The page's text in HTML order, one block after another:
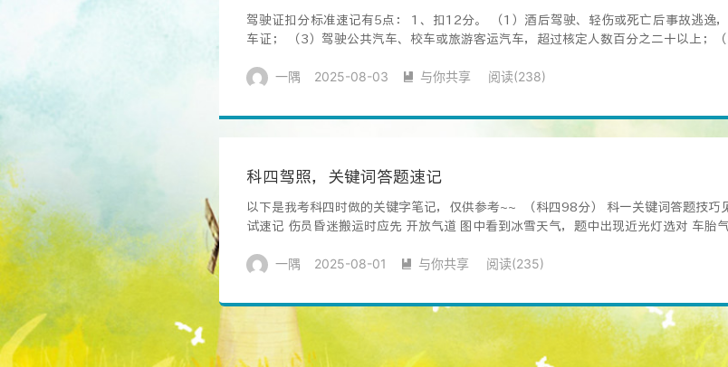
驾驶证扣分标准速记有5点： 1、扣12分。 （1）酒后驾驶、轻伤或死亡后事故逃逸
车证； （3）驾驶公共汽车、校车或旅游客运汽车，超过核定人数百分之二十以上；
一隅 2025-08-03  与你共享 阅读(238)
科四驾照，关键词答题速记
以下是我考科四时做的关键字笔记，仅供参考~~ （科四98分） 科一关键词答题技
试速记 伤员昏迷搬运时应先 开放气道 图中看到冰雪天气，题中出现近光灯选对 车胎气
一隅 2025-08-01  与你共享 阅读(235)